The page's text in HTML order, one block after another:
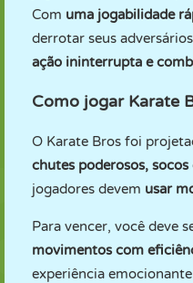
Com uma jogabilidade
derrotar seus
ação ininterrupta e
Como jogar Karate
O Karate Bros foi
chutes poderosos,
jogadores devem usar
Para vencer, você deve
movimentos com
experiência